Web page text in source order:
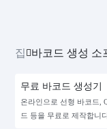
집 바코드 생성 소
무료 바코드 생성기
온라인으로 선형 바코드,
드 등을 무료로 제작합니